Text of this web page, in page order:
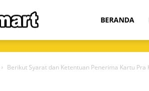
BERANDA
Berikut Syarat dan Ketentuan Penerima Kartu Pra